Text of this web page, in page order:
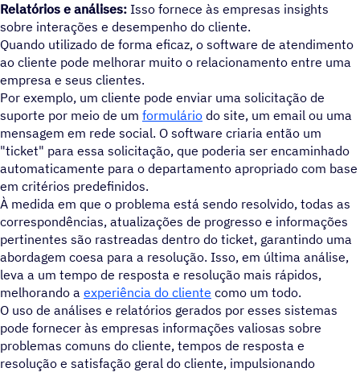
Relatórios e análises: Isso fornece às empresas insights
sobre interações e desempenho do cliente.
Quando utilizado de forma eficaz, o software de atendimento
ao cliente pode melhorar muito o relacionamento entre uma
empresa e seus clientes.
Por exemplo, um cliente pode enviar uma solicitação de
suporte por meio de um formulário do site, um email ou uma
mensagem em rede social. O software criaria então um
"ticket" para essa solicitação, que poderia ser encaminhado
automaticamente para o departamento apropriado com base
em critérios predefinidos.
À medida em que o problema está sendo resolvido, todas as
correspondências, atualizações de progresso e informações
pertinentes são rastreadas dentro do ticket, garantindo uma
abordagem coesa para a resolução. Isso, em última análise,
leva a um tempo de resposta e resolução mais rápidos,
melhorando a experiência do cliente como um todo.
O uso de análises e relatórios gerados por esses sistemas
pode fornecer às empresas informações valiosas sobre
problemas comuns do cliente, tempos de resposta e
resolução e satisfação geral do cliente, impulsionando